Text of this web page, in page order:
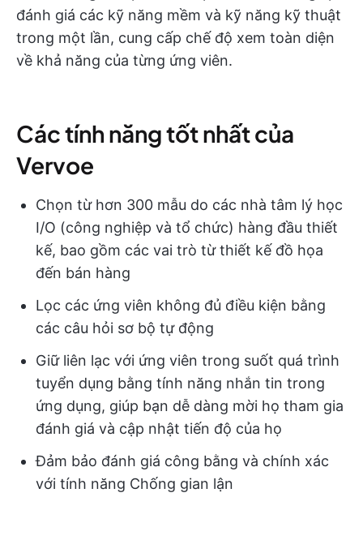
đánh giá các kỹ năng mềm và kỹ năng kỹ thuật
trong một lần, cung cấp chế độ xem toàn diện
về khả năng của từng ứng viên.
Các tính năng tốt nhất của
Vervoe
Chọn từ hơn 300 mẫu do các nhà tâm lý học
I/O (công nghiệp và tổ chức) hàng đầu thiết
kế, bao gồm các vai trò từ thiết kế đồ họa
đến bán hàng
Lọc các ứng viên không đủ điều kiện bằng
các câu hỏi sơ bộ tự động
Giữ liên lạc với ứng viên trong suốt quá trình
tuyển dụng bằng tính năng nhắn tin trong
ứng dụng, giúp bạn dễ dàng mời họ tham gia
đánh giá và cập nhật tiến độ của họ
Đảm bảo đánh giá công bằng và chính xác
với tính năng Chống gian lận